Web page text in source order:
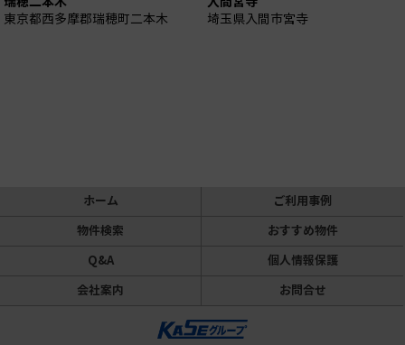
東京都西多摩郡瑞穂町二本木 埼玉県入間市宮寺
ホーム
ご利用事例
物件検索
おすすめ物件
Q&A
個人情報保護
会社案内
お問合せ